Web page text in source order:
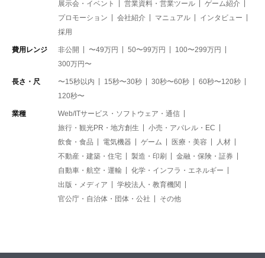
展示会・イベント
営業資料・営業ツール
ゲーム紹介
プロモーション
会社紹介 マニュアル
インタビュー
採用
費用レンジ 非公開 〜49万円 50〜99万円
100〜299万円
300万円〜
長さ・尺 〜15秒以内 15秒〜30秒 30秒〜60秒
60秒〜120秒
120秒〜
業種
Web/ITサービス・ソフトウェア・通信
旅行・観光PR・地方創生
小売・アパレル・EC
飲食・食品
電気機器 ゲーム 医療・美容
人材
不動産・建築・住宅
製造・印刷
金融・保険・証券
自動車・航空・運輸
化学・インフラ・エネルギー
出版・メディア
学校法人・教育機関
官公庁・自治体・団体・公社
その他